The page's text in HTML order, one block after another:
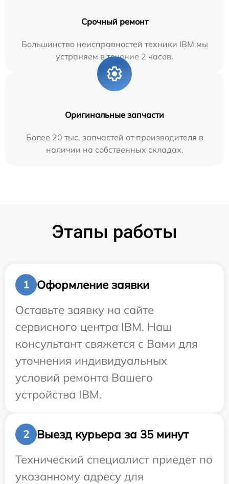
Срочный ремонт
Большинство неисправностей техники IBM мы
устраняем в течение 2 часов.
Оригинальные запчасти
Более 20 тыс. запчастей от производителя в
наличии на собственных складах.
Этапы работы
1
Оформление заявки
Оставьте заявку на сайте
сервисного центра IBM. Наш
консультант свяжется с Вами для
уточнения индивидуальных
условий ремонта Вашего
устройства IBM.
2
Выезд курьера за 35 минут
Технический специалист приедет по
указанному адресу для